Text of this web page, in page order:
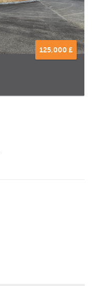
125,000 £